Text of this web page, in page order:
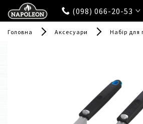
(098) 066-20-53
Головна Аксесуари Набір для